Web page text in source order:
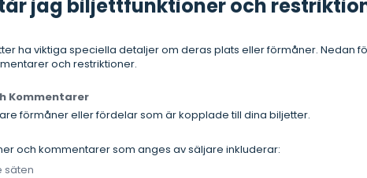
jag biljettfunktioner och
ha viktiga speciella detaljer om deras plats eller förmåner. Nedan
och restriktioner.
Kommentarer
förmåner eller fördelar som är kopplade till dina biljetter.
och kommentarer som anges av säljare inkluderar:
säten